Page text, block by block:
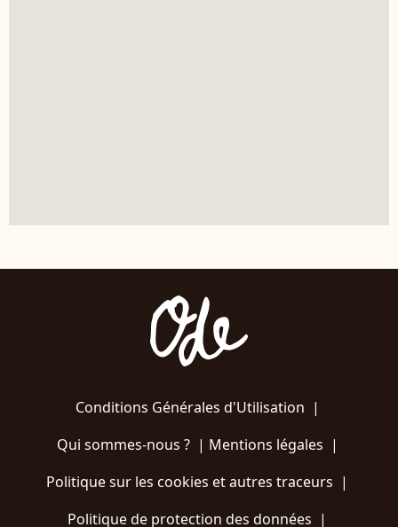
Conditions Générales d'Utilisation |
Qui sommes-nous ?| Mentions légales |
Politique sur les cookies et autres traceurs |
Politique de protection des données |